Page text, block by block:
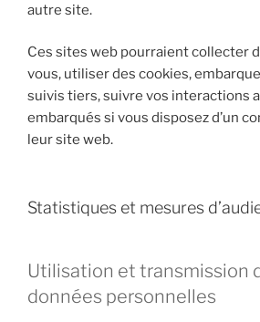
autre site.
Ces sites web pourraient collecter
vous, utiliser des cookies,
suivis tiers, suivre vos interactions
embarqués si vous disposez d’un
leur site web.
Statistiques et mesures
Utilisation et transmission
données personnelles